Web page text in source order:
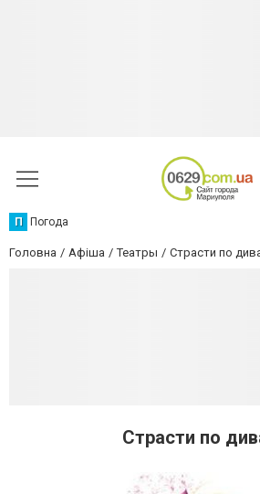
П Погода
Головна Афіша Театры Страсти по
Страсти по